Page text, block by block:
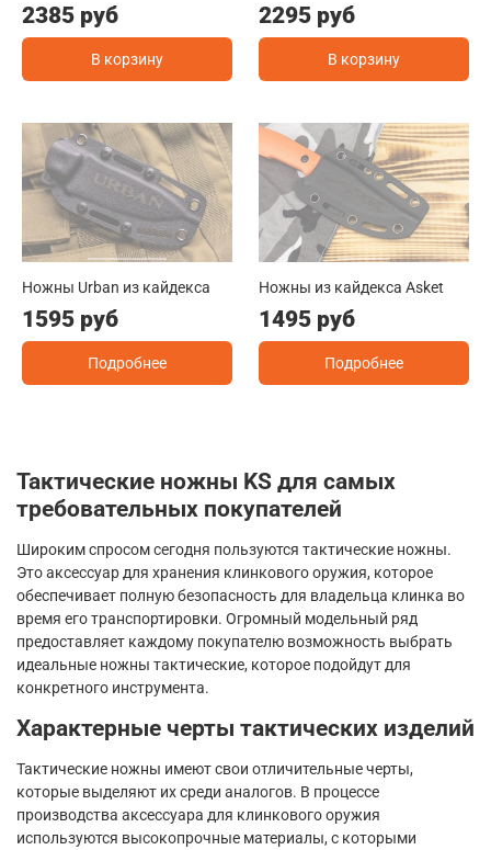
2385 руб
В корзину
2295 руб
В корзину
Ножны Urban из кайдекса
1595 руб
Подробнее
Ножны из кайдекса Asket
1495 руб
Подробнее
Тактические ножны KS для самых
требовательных покупателей
Широким спросом сегодня пользуются тактические ножны.
Это аксессуар для хранения клинкового оружия, которое
обеспечивает полную безопасность для владельца клинка во
время его транспортировки. Огромный модельный ряд
предоставляет каждому покупателю возможность выбрать
идеальные ножны тактические, которое подойдут для
конкретного инструмента.
Характерные черты тактических изделий
Тактические ножны имеют свои отличительные черты,
которые выделяют их среди аналогов. В процессе
производства аксессуара для клинкового оружия
используются высокопрочные материалы, с которыми